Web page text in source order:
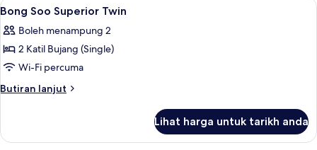
Queen
semua
foto
untuk
Bong
Soo
8
Bong Soo Superior Twin
Boleh menampung 2
2 Katil Bujang (Single)
Wi-Fi percuma
Butiran lanjut
Butiran
Soo
Lihat harga untuk tarikh anda